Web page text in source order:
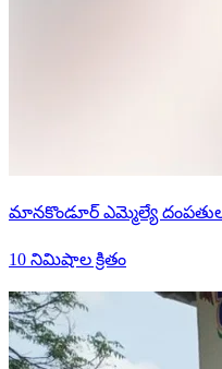
మానకొండూర్ ఎమ్మెల్యే
10 నిమిషాల క్రితం